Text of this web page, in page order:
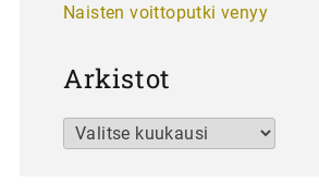
Naisten voittoputki venyy
Arkistot
Arkistot